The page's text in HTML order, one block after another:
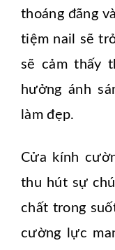
thoáng đãng
tiệm nail sẽ
sẽ cảm thấy
hưởng ánh
làm đẹp.
Cửa kính
thu hút sự
chất trong
cường lực